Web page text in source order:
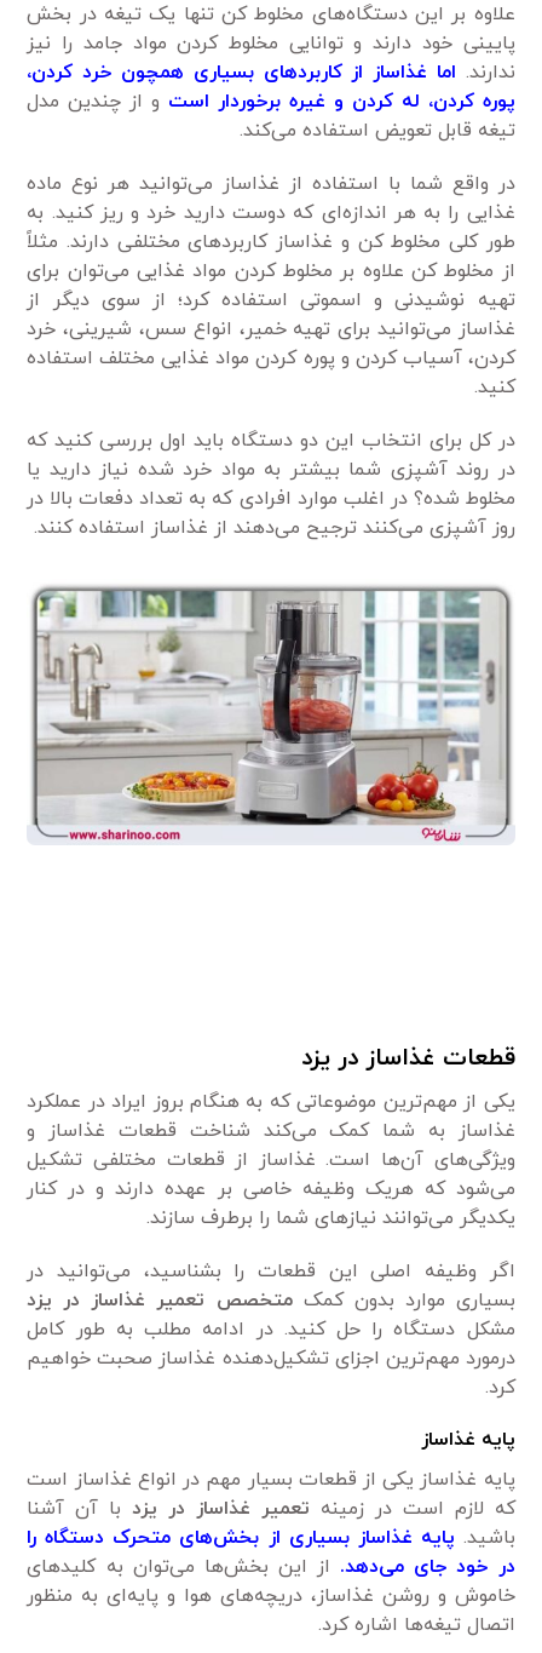
علاوه بر این دستگاه‌های مخلوط کن تنها یک تیغه در بخش
پایینی خود دارند و توانایی مخلوط کردن مواد جامد را نیز
ندارند. اما غذاساز از کاربرد‌های بسیاری همچون خرد کردن،
پوره کردن، له کردن و غیره برخوردار است و از چندین مدل
تیغه قابل تعویض استفاده می‌کند.
در واقع شما با استفاده از غذاساز می‌توانید هر نوع ماده
غذایی را به هر اندازه‌ای که دوست دارید خرد و ریز کنید. به
طور کلی مخلوط کن و غذاساز کاربرد‌های مختلفی دارند. مثلاً
از مخلوط کن علاوه بر مخلوط کردن مواد غذایی می‌توان برای
تهیه نوشیدنی و اسموتی استفاده کرد؛ از سوی دیگر از
غذاساز می‌توانید برای تهیه خمیر، انواع سس، شیرینی، خرد
کردن، آسیاب کردن و پوره کردن مواد غذایی مختلف استفاده
کنید.
در کل برای انتخاب این دو دستگاه باید اول بررسی کنید که
در روند آشپزی شما بیشتر به مواد خرد شده نیاز دارید یا
مخلوط شده؟ در اغلب موارد افرادی که به تعداد دفعات بالا در
روز آشپزی می‌کنند ترجیح می‌دهند از غذاساز استفاده کنند.
قطعات غذاساز در یزد
یکی از مهم‌ترین موضوعاتی که به هنگام بروز ایراد در عملکرد
غذاساز به شما کمک می‌کند شناخت قطعات غذاساز و
ویژگی‌های آن‌ها است. غذاساز از قطعات مختلفی تشکیل
می‌شود که هریک وظیفه خاصی بر عهده دارند و در کنار
یکدیگر می‌توانند نیاز‌های شما را برطرف سازند.
اگر وظیفه اصلی این قطعات را بشناسید، می‌توانید در
بسیاری موارد بدون کمکمتخصص تعمیر غذاساز در یزد
مشکل دستگاه را حل کنید. در ادامه مطلب به طور کامل
درمورد مهم‌ترین اجزای تشکیل‌دهنده غذاساز صحبت خواهیم
کرد.
پایه غذاساز
پایه غذاساز یکی از قطعات بسیار مهم در انواع غذاساز است
که لازم است در زمینه تعمیر غذاساز در یزد با آن آشنا
باشید. پایه غذاساز بسیاری از بخش‌های متحرک دستگاه را
در خود جای می‌دهد. از این بخش‌ها می‌توان به کلید‌های
خاموش و روشن غذاساز، دریچه‌های هوا و پایه‌ای به منظور
اتصال تیغه‌ها اشاره کرد.